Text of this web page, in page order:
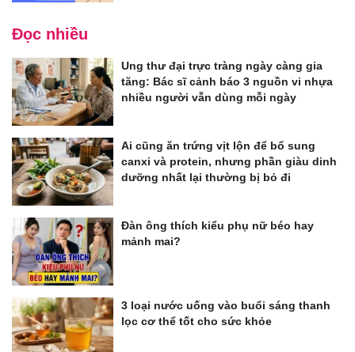
Đọc nhiều
Ung thư đại trực tràng ngày càng gia
tăng: Bác sĩ cảnh báo 3 nguồn vi nhựa
nhiều người vẫn dùng mỗi ngày
Ai cũng ăn trứng vịt lộn để bổ sung
canxi và protein, nhưng phần giàu dinh
dưỡng nhất lại thường bị bỏ đi
Đàn ông thích kiểu phụ nữ béo hay
mảnh mai?
3 loại nước uống vào buổi sáng thanh
lọc cơ thể tốt cho sức khỏe